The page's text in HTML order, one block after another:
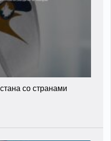
со странами